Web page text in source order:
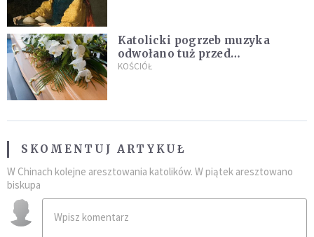
Katolicki pogrzeb muzyka
odwołano tuż przed
uroczystością. Powodem była
KOŚCIÓŁ
SKOMENTUJ ARTYKUŁ
W Chinach kolejne aresztowania katolików. W piątek aresztowano
biskupa